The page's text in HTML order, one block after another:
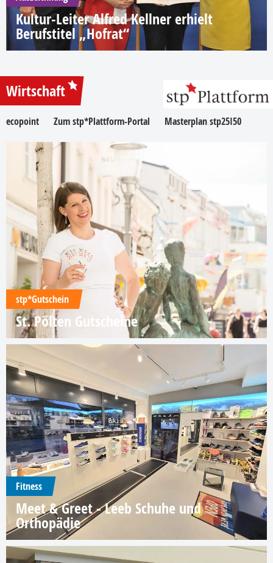
Kultur-Leiter Alfred Kellner erhielt
Berufstitel „Hofrat“
Wirtschaft
ecopoint Zum stp*Plattform-Portal Masterplan stp25I50
stp*Gutschein
St. Pölten Gutscheine
Fitness
Meet & Greet - Leeb Schuhe und
Orthopädie